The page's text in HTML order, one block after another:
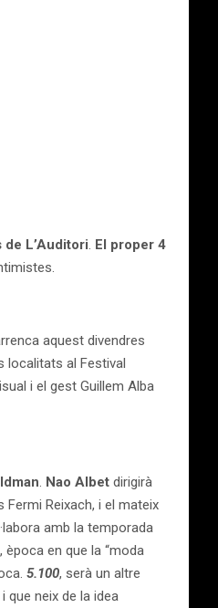
L’Auditori. El proper 4
aquest divendres
localitats al Festival
i el gest Guillem Alba
. Nao Albet dirigirà
Reixach, i el mateix
amb la temporada
època en que la “moda
5.100, serà un altre
i que neix de la idea